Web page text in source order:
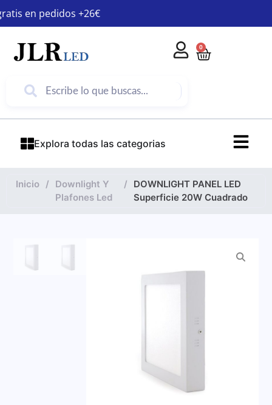
en pedidos +26€
0
Explora todas las categorias
Inicio /
Downlight Y
Plafones Led
/
DOWNLIGHT PANEL LED
Superficie 20W Cuadrado